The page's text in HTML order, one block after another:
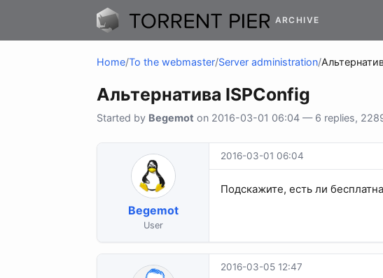
ARCHIVE
Home/To the webmaster/Server administration/
Альтернатива ISPConfig
Started by Begemot on 2016-03-01 06:04 — 6 replies,
Begemot
User
2016-03-01 06:04
Подскажите, есть ли
2016-03-05 12:47